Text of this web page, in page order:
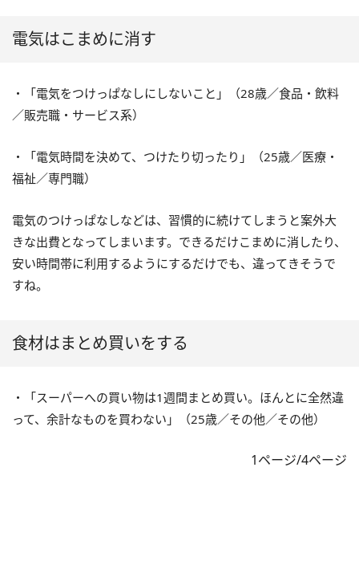
電気はこまめに消す
・「電気をつけっぱなしにしないこと」（28歳／食品・飲料
／販売職・サービス系）
・「電気時間を決めて、つけたり切ったり」（25歳／医療・
福祉／専門職）
電気のつけっぱなしなどは、習慣的に続けてしまうと案外大
きな出費となってしまいます。できるだけこまめに消したり、
安い時間帯に利用するようにするだけでも、違ってきそうで
すね。
食材はまとめ買いをする
・「スーパーへの買い物は1週間まとめ買い。ほんとに全然違
って、余計なものを買わない」（25歳／その他／その他）
1ページ/4ページ